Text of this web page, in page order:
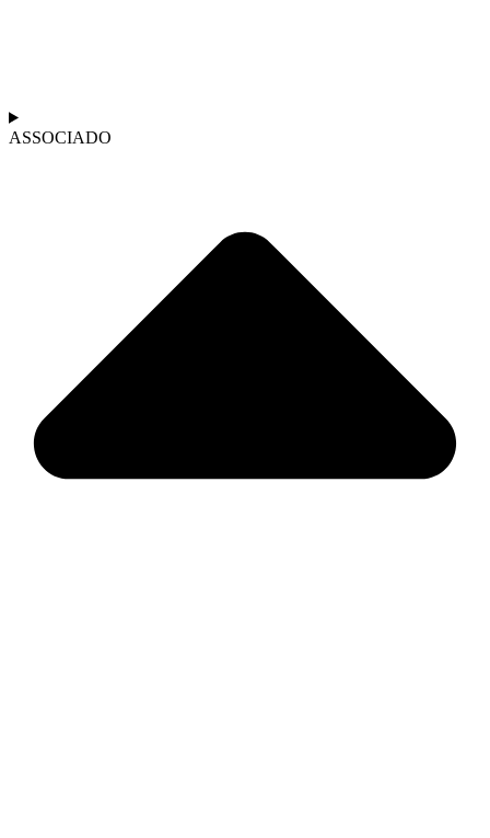
ASSOCIADO